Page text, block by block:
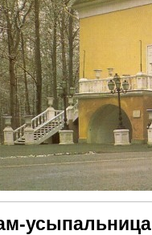
усыпальница